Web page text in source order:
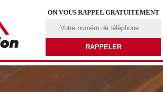
ON VOUS RAPPEL GRATUITEMENT